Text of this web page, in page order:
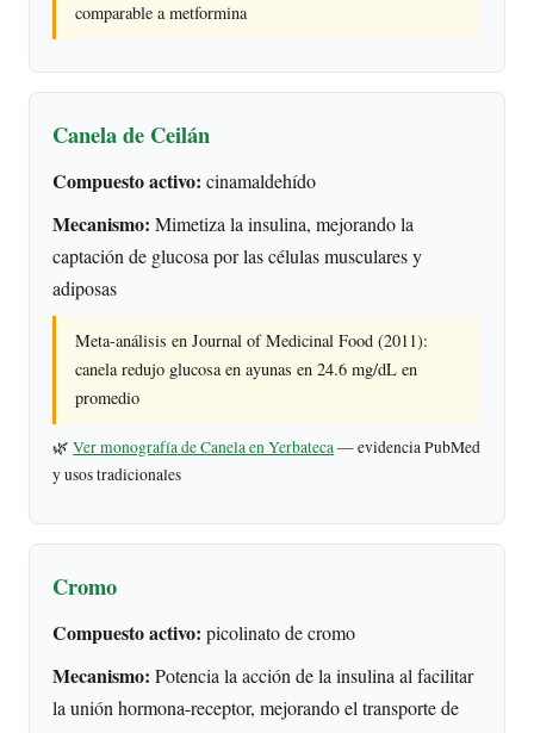
comparable a metformina
Canela de Ceilán
Compuesto activo: cinamaldehído
Mecanismo: Mimetiza la insulina, mejorando la
captación de glucosa por las células musculares y
adiposas
Meta-análisis en Journal of Medicinal Food (2011):
canela redujo glucosa en ayunas en 24.6 mg/dL en
promedio
🌿Ver monografía de Canela en Yerbateca— evidencia PubMed
y usos tradicionales
Cromo
Compuesto activo: picolinato de cromo
Mecanismo: Potencia la acción de la insulina al facilitar
la unión hormona-receptor, mejorando el transporte de